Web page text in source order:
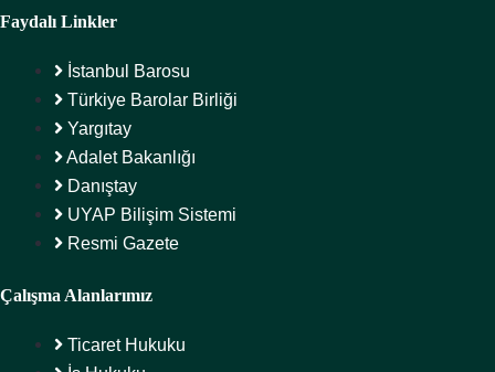
Faydalı Linkler
İstanbul Barosu
Türkiye Barolar Birliği
Yargıtay
Adalet Bakanlığı
Danıştay
UYAP Bilişim Sistemi
Resmi Gazete
Çalışma Alanlarımız
Ticaret Hukuku